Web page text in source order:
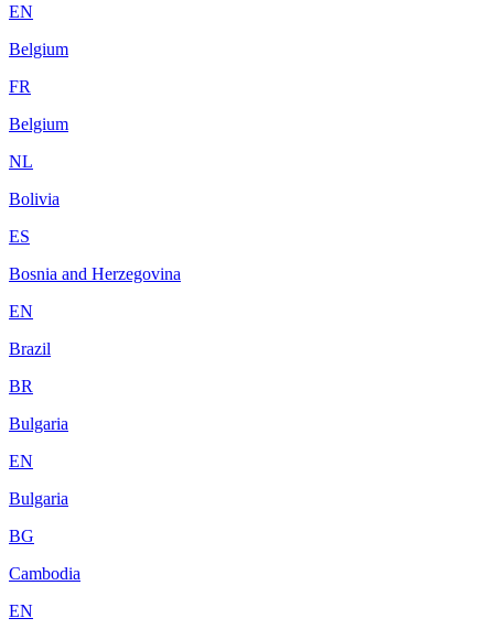
EN
Belgium
FR
Belgium
NL
Bolivia
ES
Bosnia and Herzegovina
EN
Brazil
BR
Bulgaria
EN
Bulgaria
BG
Cambodia
EN